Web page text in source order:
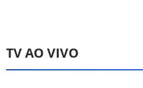
TV AO VIVO